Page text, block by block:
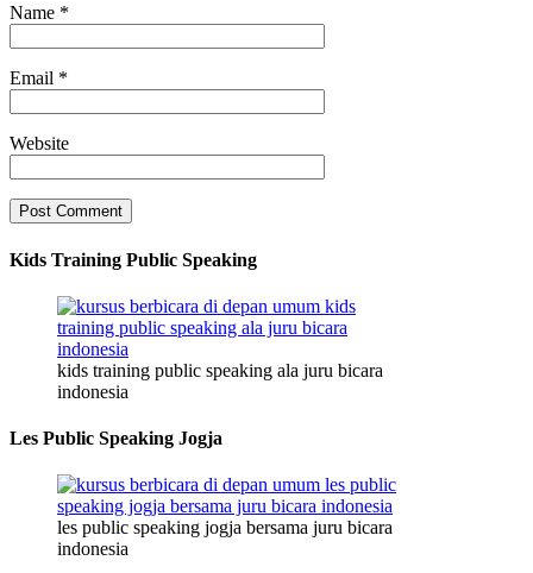
Name *
Email *
Website
Kids Training Public Speaking
kids training public speaking ala juru bicara
indonesia
Les Public Speaking Jogja
les public speaking jogja bersama juru bicara
indonesia